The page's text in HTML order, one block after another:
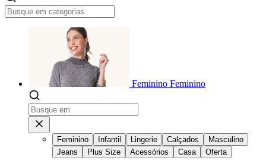
Feminino Feminino
Feminino Infantil Lingerie Calçados
Masculino
Jeans
Plus Size Acessórios Casa Oferta